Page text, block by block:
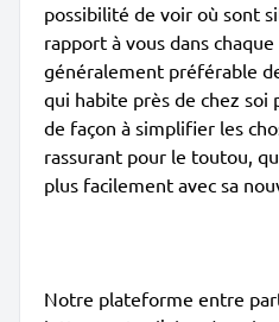
possibilité de voir où sont
rapport à vous dans
généralement préférable
qui habite près de chez soi
de façon à simplifier les
rassurant pour le toutou,
plus facilement avec sa
Notre plateforme entre